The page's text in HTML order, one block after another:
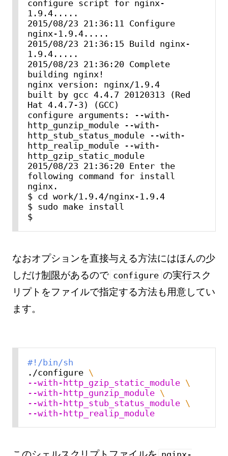
configure script for nginx-
1.9.4.....
2015/08/23 21:36:11 Configure
nginx-1.9.4.....
2015/08/23 21:36:15 Build nginx-
1.9.4.....
2015/08/23 21:36:20 Complete
building nginx!
nginx version: nginx/1.9.4
built by gcc 4.4.7 20120313 (Red
Hat 4.4.7-3) (GCC)
configure arguments: --with-
http_gunzip_module --with-
http_stub_status_module --with-
http_realip_module --with-
http_gzip_static_module
2015/08/23 21:36:20 Enter the
following command for install
nginx.
$ cd work/1.9.4/nginx-1.9.4
$ sudo make install
$
なおオプションを直接与える方法にはほんの少
しだけ制限があるので configure の実行スク
リプトをファイルで指定する方法も用意してい
ます。
#!/bin/sh
./configure \
--with-http_gzip_static_module \
--with-http_gunzip_module \
--with-http_stub_status_module \
--with-http_realip_module